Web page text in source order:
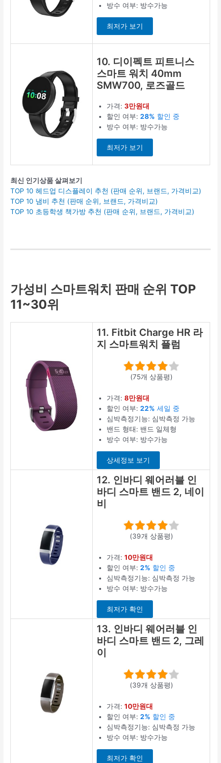
방수 여부: 방수가능
최저가 보기
10. 디이펙트 피트니스
스마트 워치 40mm
SMW700, 로즈골드
가격:3만원대
할인 여부:28% 할인 중
방수 여부: 방수가능
최저가 보기
최신 인기상품 살펴보기
TOP 10 헤드업 디스플레이 추천 (판매 순위, 브랜드, 가격비교)
TOP 10 냄비 추천 (판매 순위, 브랜드, 가격비교)
TOP 10 초등학생 책가방 추천 (판매 순위, 브랜드, 가격비교)
가성비 스마트워치 판매 순위 TOP
11~30위
11. Fitbit Charge HR 라
지 스마트워치 플럼
(75개 상품평)
가격:8만원대
할인 여부:22% 세일 중
심박측정기능: 심박측정 가능
밴드 형태: 밴드 일체형
방수 여부: 방수가능
상세정보 보기
12. 인바디 웨어러블 인
바디 스마트 밴드 2, 네이
비
(39개 상품평)
가격:10만원대
할인 여부:2% 할인 중
심박측정기능: 심박측정 가능
방수 여부: 방수가능
최저가 확인
13. 인바디 웨어러블 인
바디 스마트 밴드 2, 그레
이
(39개 상품평)
가격:10만원대
할인 여부:2% 할인 중
심박측정기능: 심박측정 가능
방수 여부: 방수가능
최저가 확인